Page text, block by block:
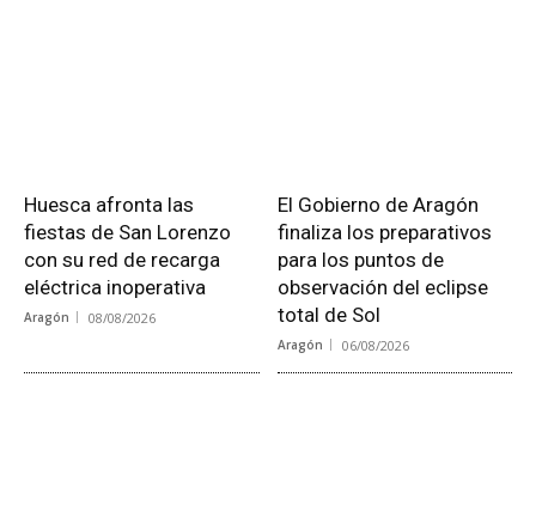
Huesca afronta las
fiestas de San Lorenzo
con su red de recarga
eléctrica inoperativa
Aragón 08/08/2026
El Gobierno de Aragón
finaliza los preparativos
para los puntos de
observación del eclipse
total de Sol
Aragón 06/08/2026